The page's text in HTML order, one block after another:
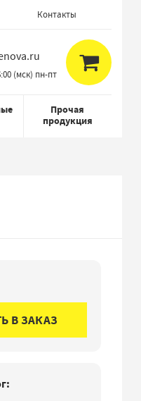
Контакты
(мск) пн-пт
Прочая
продукция
В ЗАКАЗ